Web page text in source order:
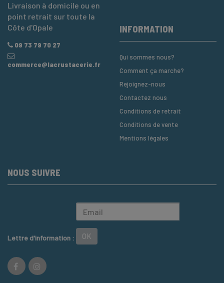
Livraison à domicile ou en
point retrait sur toute la
Côte d'Opale
09 73 79 70 27
commerce@lacrustacerie.fr
INFORMATION
Qui sommes nous?
Comment ça marche?
Rejoignez-nous
Contactez nous
Conditions de retrait
Conditions de vente
Mentions légales
NOUS SUIVRE
Lettre d'information : OK